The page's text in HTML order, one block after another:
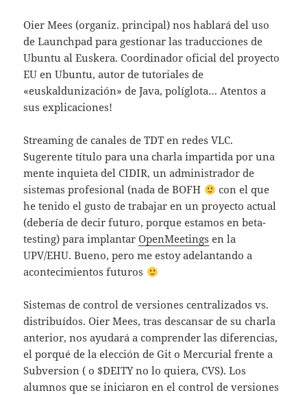
Oier Mees (organiz. principal) nos hablará del uso
de Launchpad para gestionar las traducciones de
Ubuntu al Euskera. Coordinador oficial del proyecto
EU en Ubuntu, autor de tutoriales de
«euskaldunización» de Java, políglota… Atentos a
sus explicaciones!
Streaming de canales de TDT en redes VLC.
Sugerente título para una charla impartida por una
mente inquieta del CIDIR, un administrador de
sistemas profesional (nada de BOFH
con el que
he tenido el gusto de trabajar en un proyecto actual
(debería de decir futuro, porque estamos en beta-
testing) para implantarOpenMeetings en la
UPV/EHU. Bueno, pero me estoy adelantando a
acontecimientos futuros
Sistemas de control de versiones centralizados vs.
distribuídos. Oier Mees, tras descansar de su charla
anterior, nos ayudará a comprender las diferencias,
el porqué de la elección de Git o Mercurial frente a
Subversion ( o $DEITY no lo quiera, CVS). Los
alumnos que se iniciaron en el control de versiones